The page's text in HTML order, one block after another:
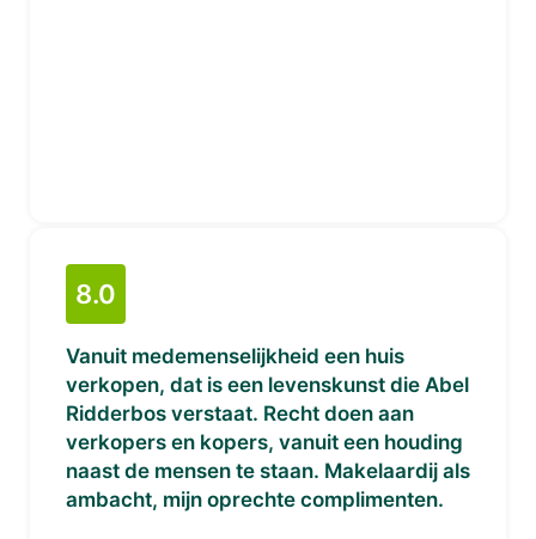
8.0
Vanuit medemenselijkheid een huis
verkopen, dat is een levenskunst die Abel
Ridderbos verstaat. Recht doen aan
verkopers en kopers, vanuit een houding
naast de mensen te staan. Makelaardij als
ambacht, mijn oprechte complimenten.